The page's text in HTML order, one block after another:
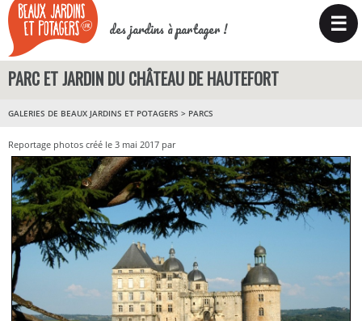
des jardins à partager ! ☰
PARC ET JARDIN DU CHÂTEAU DE HAUTEFORT
GALERIES DE BEAUX JARDINS ET POTAGERS > PARCS
Reportage photos créé le 3 mai 2017 par